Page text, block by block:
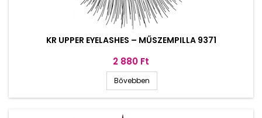
KR UPPER EYELASHES – MŰSZEMPILLA 9371
Ár
2 880 Ft
Bővebben